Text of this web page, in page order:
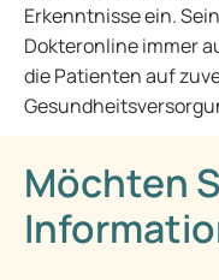
Erkenntnisse ein.
Dokteronline immer
die Patienten auf
Möchten